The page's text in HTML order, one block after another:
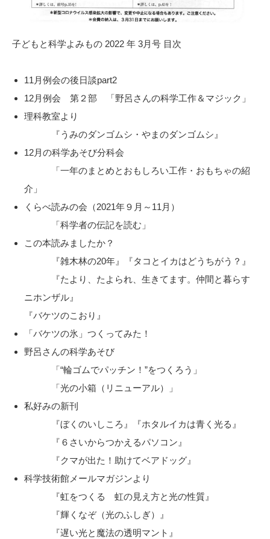
子どもと科学よみもの 2022 年 3月号 目次
11月例会の後日談part2
12月例会 第２部 「野呂さんの科学工作＆マジック」
理科教室より
『うみのダンゴムシ・やまのダンゴムシ』
12月の科学あそび分科会
「一年のまとめとおもしろい工作・おもちゃの紹
介」
くらべ読みの会（2021年９月～11月）
「科学者の伝記を読む」
この本読みましたか？
『雑木林の20年』『タコとイカはどうちがう？』
『たより、たよられ、生きてます。仲間と暮らす
ニホンザル』
『バケツのこおり』
「バケツの氷」つくってみた！
野呂さんの科学あそび
「“輪ゴムでパッチン！”をつくろう」
「光の小箱（リニューアル）」
私好みの新刊
『ぼくのいしころ』『ホタルイカは青く光る』
『６さいからつかえるパソコン』
『クマが出た！助けてベアドッグ』
科学技術館メールマガジンより
『虹をつくる 虹の見え方と光の性質』
『輝くなぞ（光のふしぎ）』
『遅い光と魔法の透明マント』